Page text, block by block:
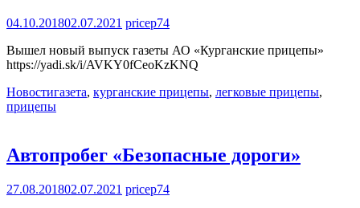
04.10.201802.07.2021 pricep74
Вышел новый выпуск газеты АО «Курганские прицепы»
https://yadi.sk/i/AVKY0fCeoKzKNQ
Новостигазета, курганские прицепы, легковые прицепы,
прицепы
Автопробег «Безопасные дороги»
27.08.201802.07.2021 pricep74